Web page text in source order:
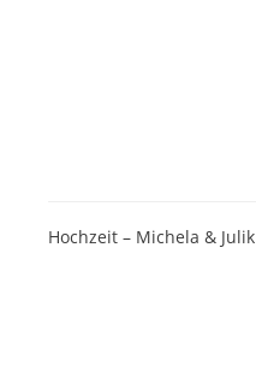
Hochzeit – Michela & Julik